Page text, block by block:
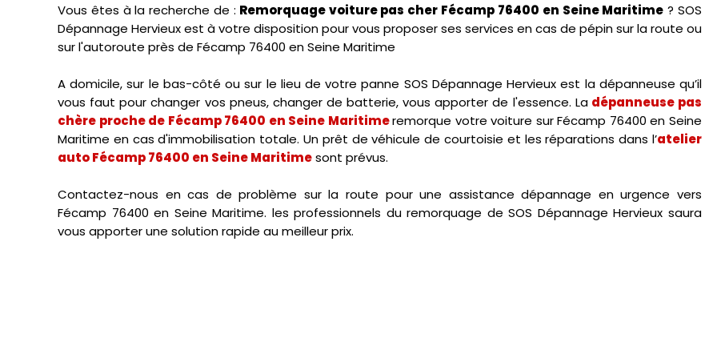
Vous êtes à la recherche de : Remorquage voiture pas cher Fécamp 76400 en Seine Maritime ? SOS
Dépannage Hervieux est à votre disposition pour vous proposer ses services en cas de pépin sur la route ou
sur l'autoroute près de Fécamp 76400 en Seine Maritime
A domicile, sur le bas-côté ou sur le lieu de votre panne SOS Dépannage Hervieux est la dépanneuse qu’il
vous faut pour changer vos pneus, changer de batterie, vous apporter de l'essence. Ladépanneuse pas
chère proche de Fécamp 76400 en Seine Maritimeremorque votre voiture sur Fécamp 76400 en Seine
Maritime en cas d'immobilisation totale. Un prêt de véhicule de courtoisie et les réparations dans l’atelier
auto Fécamp 76400 en Seine Maritimesont prévus.
Contactez-nous en cas de problème sur la route pour une assistance dépannage en urgence vers
Fécamp 76400 en Seine Maritime. les professionnels du remorquage de SOS Dépannage Hervieux saura
vous apporter une solution rapide au meilleur prix.